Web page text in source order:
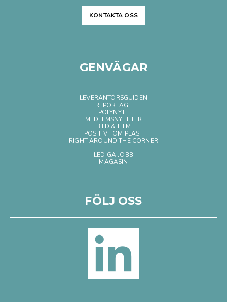
KONTAKTA OSS
GENVÄGAR
LEVERANTÖRSGUIDEN
REPORTAGE
POLYNYTT
MEDLEMSNYHETER
BILD & FILM
POSITIVT OM PLAST
RIGHT AROUND THE CORNER
LEDIGA JOBB
MAGASIN
FÖLJ OSS